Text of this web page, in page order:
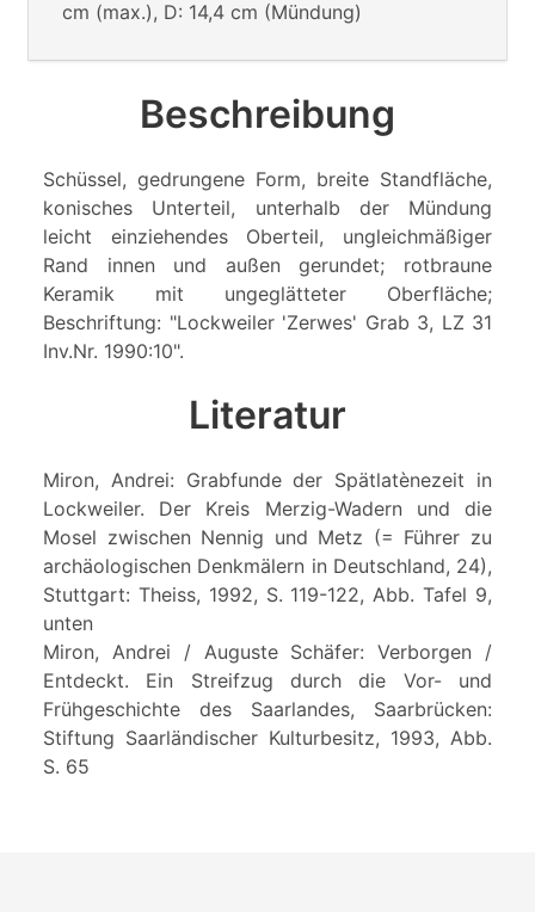
cm (max.), D: 14,4 cm (Mündung)
Beschreibung
Schüssel, gedrungene Form, breite Standfläche,
konisches Unterteil, unterhalb der Mündung
leicht einziehendes Oberteil, ungleichmäßiger
Rand innen und außen gerundet; rotbraune
Keramik mit ungeglätteter Oberfläche;
Beschriftung: "Lockweiler 'Zerwes' Grab 3, LZ 31
Inv.Nr. 1990:10".
Literatur
Miron, Andrei: Grabfunde der Spätlatènezeit in
Lockweiler. Der Kreis Merzig-Wadern und die
Mosel zwischen Nennig und Metz (= Führer zu
archäologischen Denkmälern in Deutschland, 24),
Stuttgart: Theiss, 1992, S. 119-122, Abb. Tafel 9,
unten
Miron, Andrei / Auguste Schäfer: Verborgen /
Entdeckt. Ein Streifzug durch die Vor- und
Frühgeschichte des Saarlandes, Saarbrücken:
Stiftung Saarländischer Kulturbesitz, 1993, Abb.
S. 65